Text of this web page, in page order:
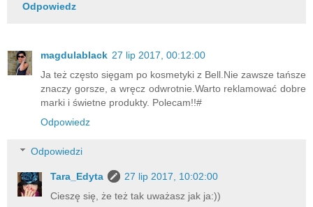
Odpowiedz
magdulablack 27 lip 2017, 00:12:00
Ja też często sięgam po kosmetyki z Bell.Nie zawsze tańsze
znaczy gorsze, a wręcz odwrotnie.Warto reklamować dobre
marki i świetne produkty. Polecam!!#
Odpowiedz
Odpowiedzi
Tara_Edyta
27 lip 2017, 10:02:00
Cieszę się, że też tak uważasz jak ja:))